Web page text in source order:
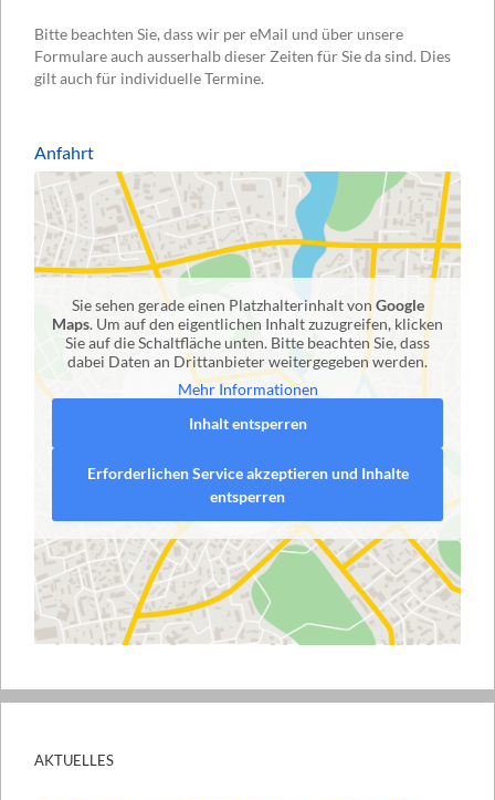
Bitte beachten Sie, dass wir per eMail und über unsere
Formulare auch ausserhalb dieser Zeiten für Sie da sind. Dies
gilt auch für individuelle Termine.
Anfahrt
Sie sehen gerade einen Platzhalterinhalt von Google
Maps. Um auf den eigentlichen Inhalt zuzugreifen, klicken
Sie auf die Schaltfläche unten. Bitte beachten Sie, dass
dabei Daten an Drittanbieter weitergegeben werden.
Mehr Informationen
Inhalt entsperren
Erforderlichen Service akzeptieren und Inhalte
entsperren
AKTUELLES